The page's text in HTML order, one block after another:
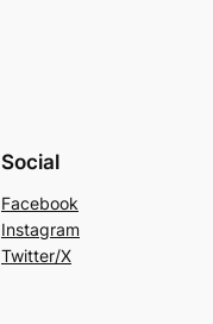
Social
Facebook
Instagram
Twitter/X